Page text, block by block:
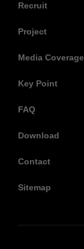
Recruit
Project
Media Coverage
Key Point
FAQ
Download
Contact
Sitemap